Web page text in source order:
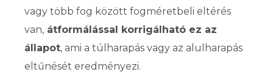
vagy több fog között fogméretbeli eltérés
van, átformálással korrigálható ez az
állapot, ami a túlharapás vagy az alulharapás
eltűnését eredményezi.